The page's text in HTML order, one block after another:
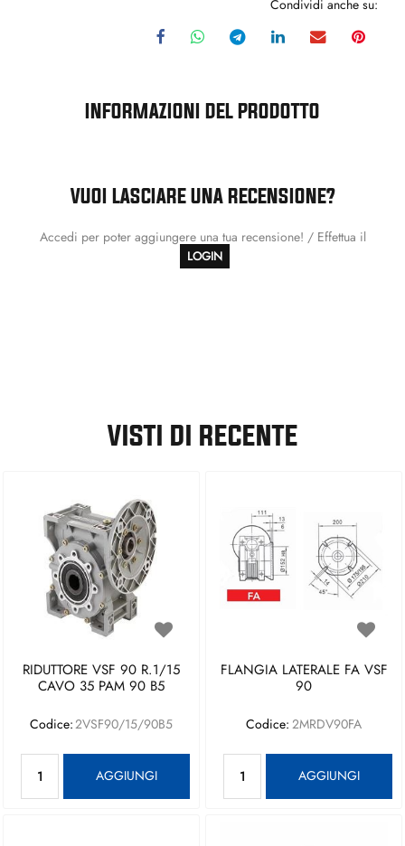
Condividi anche su:
INFORMAZIONI DEL PRODOTTO
VUOI LASCIARE UNA RECENSIONE?
Accedi per poter aggiungere una tua recensione! / Effettua il
LOGIN
VISTI DI RECENTE
RIDUTTORE VSF 90 R.1/15
CAVO 35 PAM 90 B5
Codice:2VSF90/15/90B5
AGGIUNGI
FLANGIA LATERALE FA VSF
90
Codice: 2MRDV90FA
AGGIUNGI